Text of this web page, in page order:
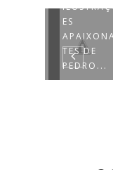
ES
TES DE
PEDRO...